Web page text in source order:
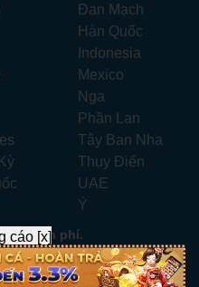
Đan Mạch
Hàn Quốc
Indonesia
Mexico
Nga
Phần Lan
Tây Ban Nha
Thụy Điển
UAE
Ý
miễn phí.
- Telegram:
cáo [x]